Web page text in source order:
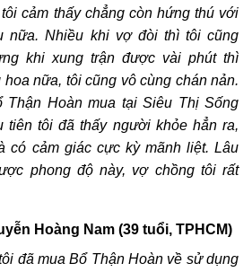
cảm thấy chẳng còn hứng thú với
nữa. Nhiều khi vợ đòi thì tôi cũng
khi xung trận được vài phút thì
nữa, tôi cũng vô cùng chán nản.
Thận Hoàn mua tại Siêu Thị Sống
tiên tôi đã thấy người khỏe hẳn ra,
có cảm giác cực kỳ mãnh liệt. Lâu
phong độ này, vợ chồng tôi rất
Hoàng Nam (39 tuổi, TPHCM)
đã mua Bổ Thận Hoàn về sử dụng